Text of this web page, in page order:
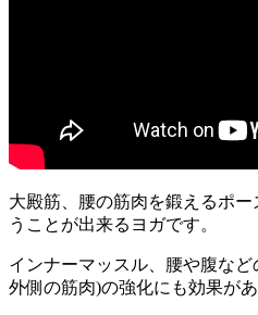
大殿筋、腰の筋肉を鍛えるポー
うことが出来るヨガです。
インナーマッスル、腰や腹な
外側の筋肉)の強化にも効果が